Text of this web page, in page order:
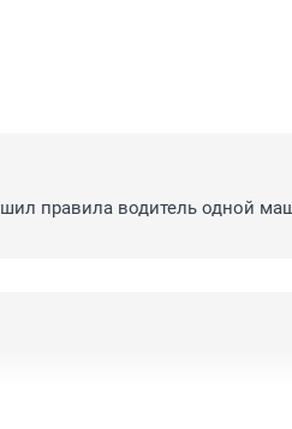
правила водитель одной